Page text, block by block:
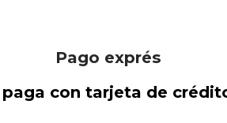
Pago exprés
paga con tarjeta de